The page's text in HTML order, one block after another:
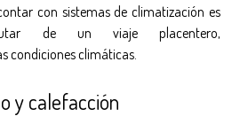
con sistemas de climatización es
de un viaje placentero,
condiciones climáticas.
y calefacción